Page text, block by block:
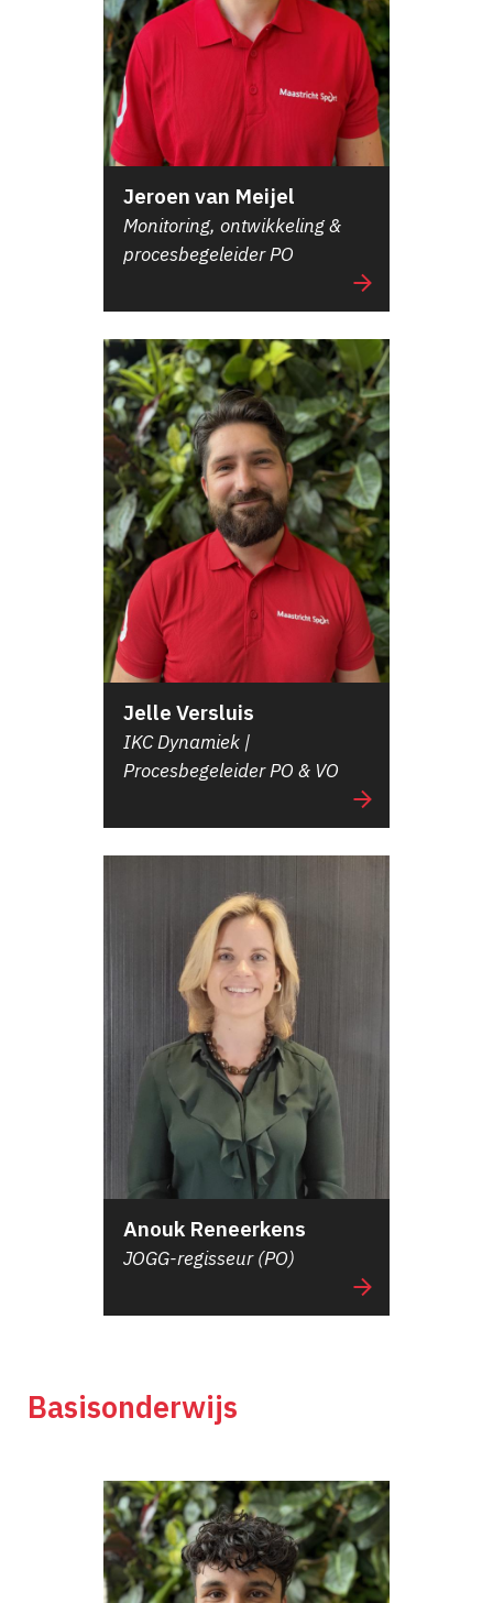
Jeroen van Meijel
Monitoring, ontwikkeling &
procesbegeleider PO
Jelle Versluis
IKC Dynamiek |
Procesbegeleider PO & VO
Anouk Reneerkens
JOGG-regisseur (PO)
Basisonderwijs